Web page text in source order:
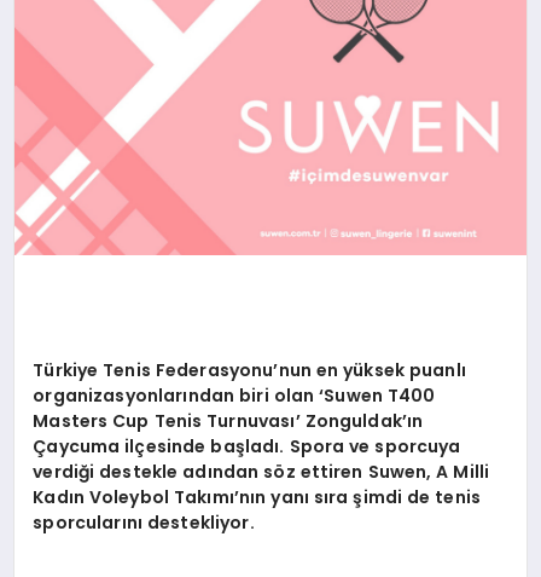
Türkiye Tenis Federasyonu’nun en yüksek puanlı
organizasyonlarından biri olan ‘Suwen T400
Masters Cup Tenis Turnuvası’ Zonguldak’ın
Çaycuma ilçesinde başladı. Spora ve sporcuya
verdiği destekle adından söz ettiren Suwen, A Milli
Kadın Voleybol Takımı’nın yanı sıra şimdi de tenis
sporcularını destekliyor.